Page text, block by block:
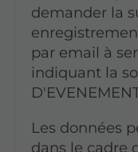
demander la
par email à
indiquant la
Les données
dans le cadre